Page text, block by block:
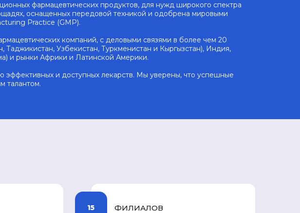
фармацевтических продуктов, для нужд широкого спектра
оснащенных передовой техникой и одобрена мировыми
Practice (GMP).
компаний, с деловыми связями в более чем 20
Таджикистан, Узбекистан, Туркменистан и Кыргызстан), Индия,
и рынки Африки и Латинской Америки.
и доступных лекарств. Мы уверены, что успешные
талантом.
20 СТРАН ПРИСУТСТВИЯ